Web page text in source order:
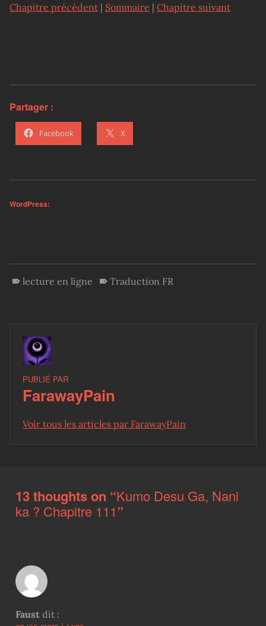
Chapitre précédent | Sommaire | Chapitre suivant
Partager :
Facebook X
WordPress:
lecture en ligne Traduction FR
PUBLIÉ PAR
FarawayPain
Voir tous les articles par FarawayPain
13 thoughts on “Kumo Desu Ga, Nani
ka ? Chapitre 111”
Faust dit :